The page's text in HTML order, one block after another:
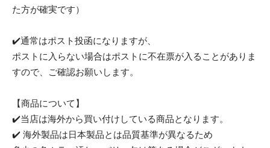
た方が確実です）
✔️通常はポスト投函になりますが、
ポストに入らない場合はポストに不在票が入ることがありま
すので、ご確認お願いします。
【商品について】
✔️当店は海外から買い付けしている商品となります。
✔️ 海外製品は日本製品とは品質基準が異なるため